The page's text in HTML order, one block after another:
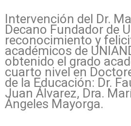
Intervención del Dr.
Decano Fundador de
reconocimiento y
académicos de
obtenido el grado
cuarto nivel en
de la Educación: Dr.
Juan Álvarez, Dra.
Ángeles Mayorga.